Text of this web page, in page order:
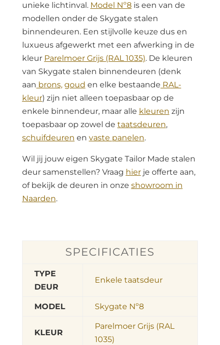
unieke lichtinval. Model Nº8is een van de
modellen onder de Skygate stalen
binnendeuren. Een stijlvolle keuze dus en
luxueus afgewerkt met een afwerking in de
kleur Parelmoer Grijs (RAL 1035). De kleuren
van Skygate stalen binnendeuren (denk
aan brons, goud en elke bestaande RAL-
kleur) zijn niet alleen toepasbaar op de
enkele binnendeur, maar alle kleuren zijn
toepasbaar op zowel de taatsdeuren,
schuifdeuren en vaste panelen.
Wil jij jouw eigen Skygate Tailor Made stalen
deur samenstellen? Vraag hierje offerte aan,
of bekijk de deuren in onze showroom in
Naarden.
SPECIFICATIES
TYPE
DEUR
Enkele taatsdeur
MODEL Skygate Nº8
KLEUR
Parelmoer Grijs (RAL
1035)